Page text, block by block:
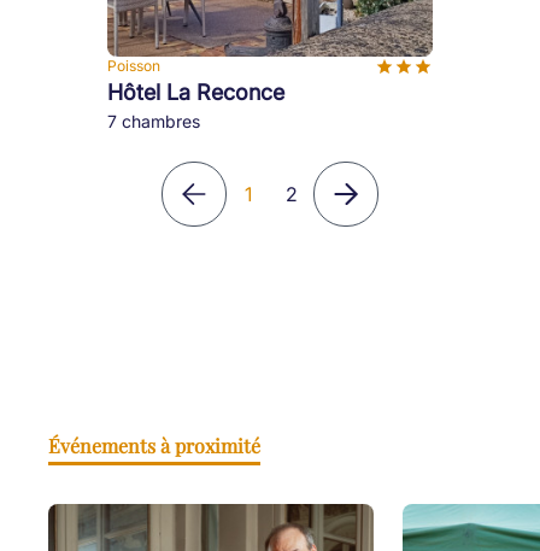
Poisson
Hôtel La Reconce
7 chambres
1 2
Événements à proximité